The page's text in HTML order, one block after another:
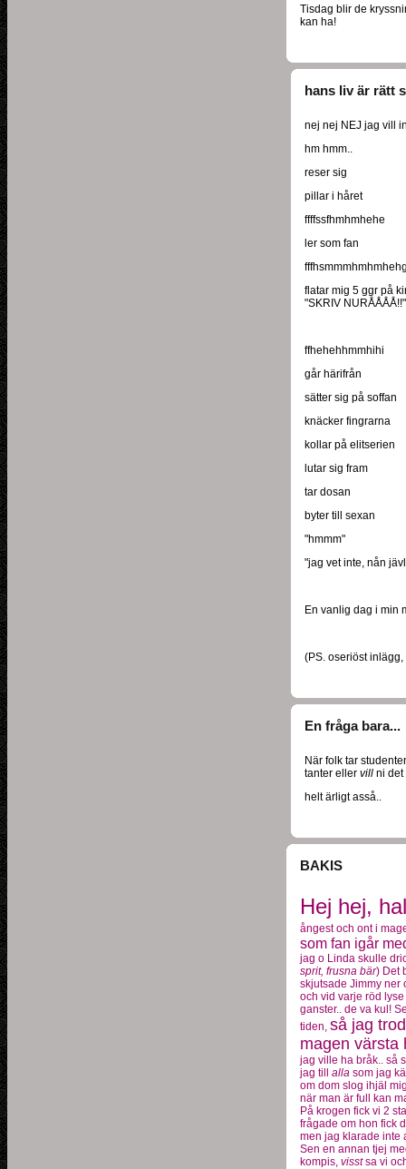
Tisdag blir de
kan ha!
hans liv är rätt
nej nej NEJ jag vill
hm hmm..
reser sig
pillar i håret
ffffssfhmhmhehe
ler som fan
flatar mig 5 ggr på
"SKRIV NURÅÅÅÅ!!"
ffhehehhmmhihi
går härifrån
sätter sig på soffan
knäcker fingrarna
kollar på elitserien
lutar sig fram
tar dosan
byter till sexan
"hmmm"
"jag vet inte, nån
En vanlig dag i min
(PS. oseriöst
En fråga bara...
När folk tar
tanter eller vill ni det
helt ärligt asså..
BAKIS
Hej hej,
ångest och ont i
som fan igår
jag o Linda skulle
sprit, frusna bär) Det
skjutsade Jimmy ner
och vid varje röd
ganster.. de va kul!
tiden, så jag
magen värsta
jag ville ha bråk.. så
jag till alla som jag
om dom slog ihjäl
när man är full kan
På krogen fick vi 2
frågade om hon fick
men jag klarade inte
Sen en annan tjej
kompis, visstsa vi